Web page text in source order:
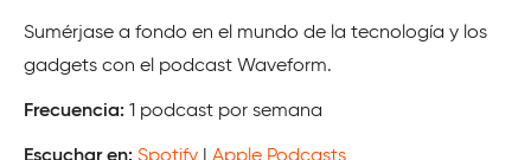
Sumérjase a fondo en el mundo de la tecnología y los
gadgets con el podcast Waveform.
Frecuencia: 1 podcast por semana